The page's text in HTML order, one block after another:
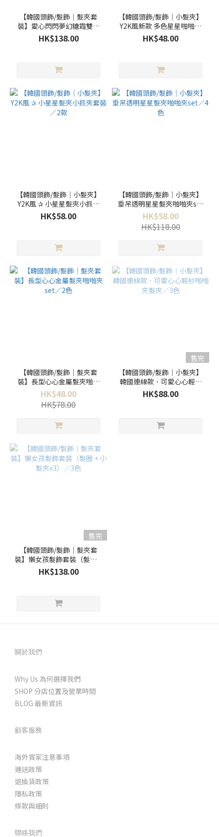
【韓國頭飾/髮飾｜髮夾套
裝】愛心閃閃夢幻糖霜雙夾
／4色
HK$138.00
【韓國頭飾/髮飾｜小髮夾】
Y2K風新款 多色星星啪啪夾
／3款
HK$48.00
【韓國頭飾/髮飾｜小髮夾】
Y2K風 ✰ 小星星髮夾小抓夾
套裝／2款
HK$58.00
【韓國頭飾/髮飾｜小髮夾】
垂吊透明星星髮夾啪啪夾set
／4色
HK$58.00
HK$118.00
【韓國頭飾/髮飾｜髮夾套
裝】長型心心金屬髮夾啪啪
夾set／2色
HK$48.00
HK$78.00
售完
【韓國頭飾/髮飾｜小髮夾】
韓國連線款．可愛心心輕紗
啪啪夾髮夾／3色
HK$88.00
售完
【韓國頭飾/髮飾｜髮夾套
裝】懶女孩髮飾套裝（髮圈 +
小髮夾x3）／3色
HK$138.00
關於我們
Why Us 為何選擇我們
SHOP 分店位置及營業時間
BLOG 最新資訊
顧客服務
海外買家注意事項
運送政策
退換貨政策
隱私政策
條款與細則
聯絡我們